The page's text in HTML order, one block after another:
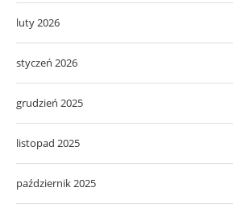
luty 2026
styczeń 2026
grudzień 2025
listopad 2025
październik 2025